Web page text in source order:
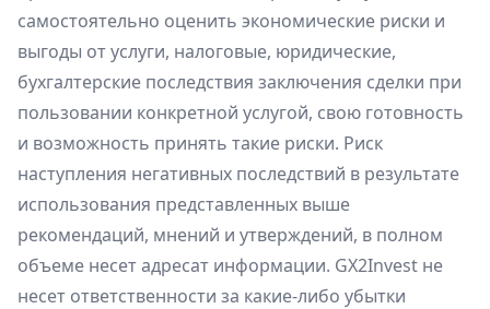
самостоятельно оценить экономические риски и
выгоды от услуги, налоговые, юридические,
бухгалтерские последствия заключения сделки при
пользовании конкретной услугой, свою готовность
и возможность принять такие риски. Риск
наступления негативных последствий в результате
использования представленных выше
рекомендаций, мнений и утверждений, в полном
объеме несет адресат информации. GX2Invest не
несет ответственности за какие-либо убытки